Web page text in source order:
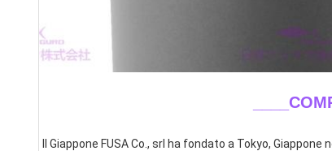
Il Giappone FUSA Co., srl ha fondato a Tokyo,